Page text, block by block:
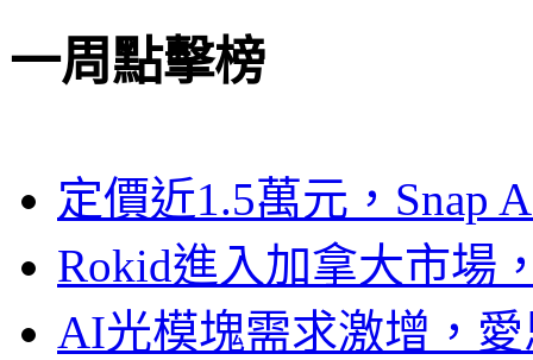
一周點擊榜
定價近1.5萬元，Snap
Rokid進入加拿大市場
AI光模塊需求激增，